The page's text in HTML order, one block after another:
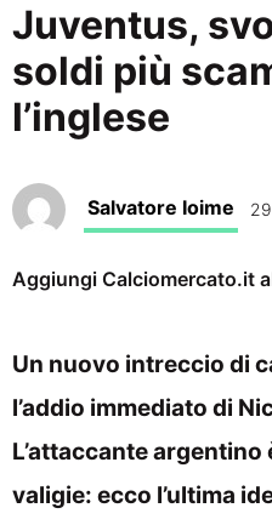
Juventus,
soldi più
l’inglese
Salvatore Ioime
Aggiungi Calciomercato.it
Un nuovo intreccio di
l’addio immediato di
L’attaccante argentino
valigie: ecco l’ultima